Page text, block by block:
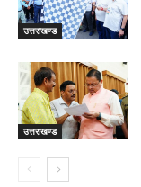
उत्तराखण्ड
उत्तराखण्ड